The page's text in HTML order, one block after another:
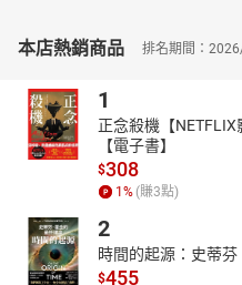
本店熱銷商品 排名期間：
1
正念殺機【NETFLIX
【電子書】
$308
1% (賺3點)
2
時間的起源：史蒂芬
$455